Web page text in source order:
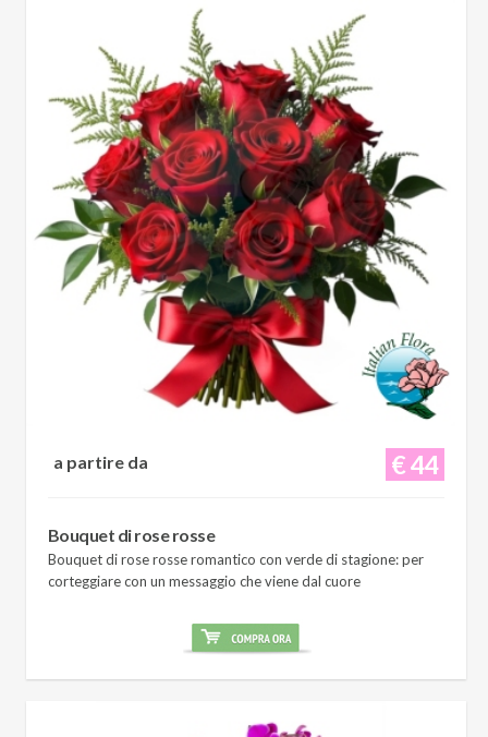
€ 44
a partire da
Bouquet di rose rosse
Bouquet di rose rosse romantico con verde di stagione: per
corteggiare con un messaggio che viene dal cuore